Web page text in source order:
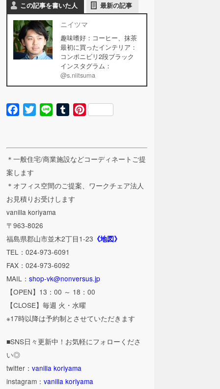
この記事を書いた人 最新の記事
ニイツマ
趣味嗜好：コーヒー、抹茶
最初に買ったインテリア：
コンポニビリ2段ブラック
インスタグラム：
@s.niitsuma
Facebook
Twitter Line TumblrPinterest
＊一般住宅/商業施設などコーディネートご提
案します
＊オフィス空間のご提案、ワークチェア法人
お見積りお受けします
vanilla koriyama
〒963-8026
福島県郡山市並木2丁目1-23 《地図》
TEL：024-973-6091
FAX：024-973-6092
MAIL：shop-vk@nonversus.jp
【OPEN】13：00 ～ 18：00
【CLOSE】毎週 火・水曜
※17時以降は予約制とさせていただきます
■SNS日々更新中！お気軽にフォローくださ
い◎
twitter：vanilla koriyama
instagram：vanilla koriyama